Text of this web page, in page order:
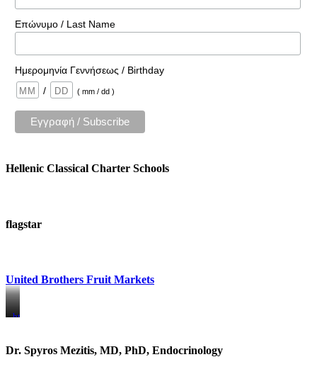
Επώνυμο / Last Name
Ημερομηνία Γεννήσεως / Birthday
/
( mm / dd )
Hellenic Classical Charter Schools
flagstar
United Brothers Fruit Markets
https://www.unitedbrothersfruitmarkets.com/
https://www.unitedbrothersfruitmarkets.com/
Dr. Spyros Mezitis, MD, PhD, Endocrinology